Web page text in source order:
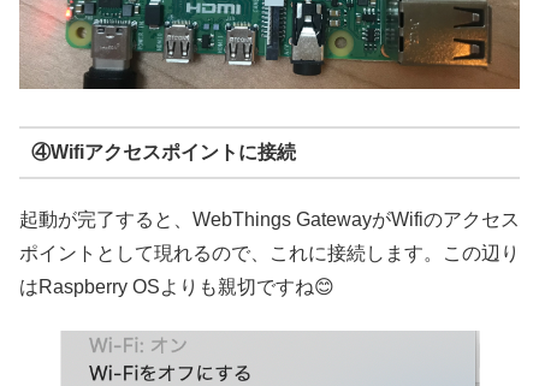
④Wifiアクセスポイントに接続
起動が完了すると、WebThings GatewayがWifiのアクセス
ポイントとして現れるので、これに接続します。この辺り
はRaspberry OSよりも親切ですね😊